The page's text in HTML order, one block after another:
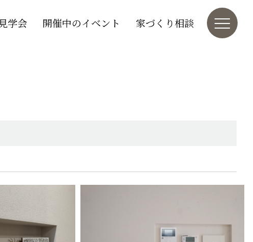
学会 開催中のイベント 家づくり相談